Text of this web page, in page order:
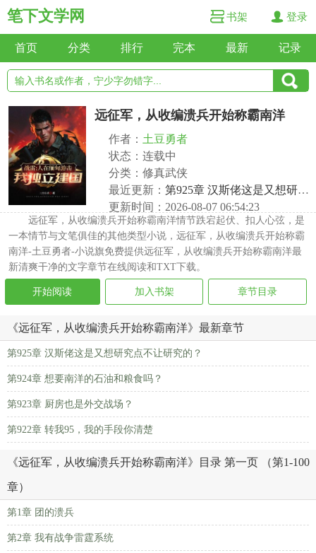
笔下文学网 书架 登录
首页 分类 排行 完本 最新 记录
远征军，从收编溃兵开始称霸南洋
作者： 土豆勇者
状态：连载中
分类：修真武侠
最近更新： 第925章 汉斯佬这是又想研究点不让研究的？
更新时间：2026-08-07 06:54:23
远征军，从收编溃兵开始称霸南洋情节跌宕起伏、扣人心弦，是
一本情节与文笔俱佳的其他类型小说，远征军，从收编溃兵开始称霸
南洋-土豆勇者-小说旗免费提供远征军，从收编溃兵开始称霸南洋最
新清爽干净的文字章节在线阅读和TXT下载。
开始阅读 加入书架 章节目录
《远征军，从收编溃兵开始称霸南洋》最新章节
第925章 汉斯佬这是又想研究点不让研究的？
第924章 想要南洋的石油和粮食吗？
第923章 厨房也是外交战场？
第922章 转我95，我的手段你清楚
《远征军，从收编溃兵开始称霸南洋》目录 第一页 （第1-100
章）
第1章 团的溃兵
第2章 我有战争雷霆系统